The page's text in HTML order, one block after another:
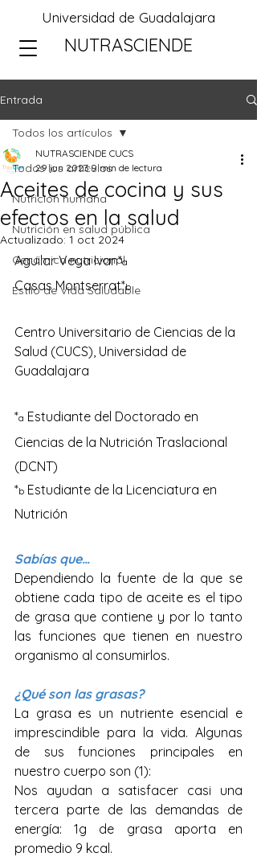
Universidad de Guadalajara
NUTRASCIENDE
Entrada
Todos los artículos
Nutrición humana
Nutrición en salud pública
Genómica nutricional
Estilo de Vida Saludable
Todos los artículos
Aceites de cocina y sus
efectos en la salud
NUTRASCIENDE CUCS
29 jun 2023 9 min de lectura
Actualizado: 1 oct 2024
Aguilar Vega Ivan*a
Casas Montserrat*b
Centro Universitario de Ciencias de la
Salud (CUCS), Universidad de
Guadalajara
*a Estudiante del Doctorado en
Ciencias de la Nutrición Traslacional
(DCNT)
*b Estudiante de la Licenciatura en
Nutrición
Sabías que…
Dependiendo la fuente de la que se
obtiene cada tipo de aceite es el tipo
de grasa que contiene y por lo tanto
las funciones que tienen en nuestro
organismo al consumirlos.
¿Qué son las grasas?
La grasa es un nutriente esencial e
imprescindible para la vida. Algunas
de sus funciones principales en
nuestro cuerpo son (1):
Nos ayudan a satisfacer casi una
tercera parte de las demandas de
energía: 1g de grasa aporta en
promedio 9 kcal.